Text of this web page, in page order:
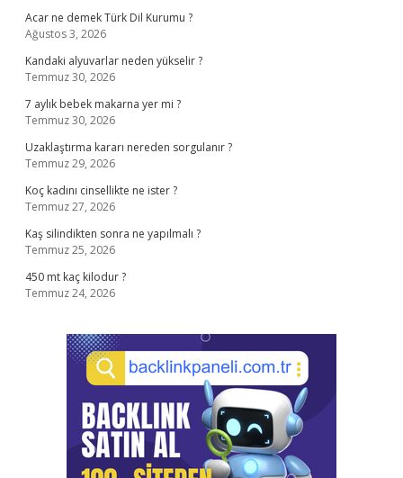
Acar ne demek Türk Dil Kurumu ?
Ağustos 3, 2026
Kandaki alyuvarlar neden yükselir ?
Temmuz 30, 2026
7 aylık bebek makarna yer mi ?
Temmuz 30, 2026
Uzaklaştırma kararı nereden sorgulanır ?
Temmuz 29, 2026
Koç kadını cinsellikte ne ister ?
Temmuz 27, 2026
Kaş silindikten sonra ne yapılmalı ?
Temmuz 25, 2026
450 mt kaç kilodur ?
Temmuz 24, 2026